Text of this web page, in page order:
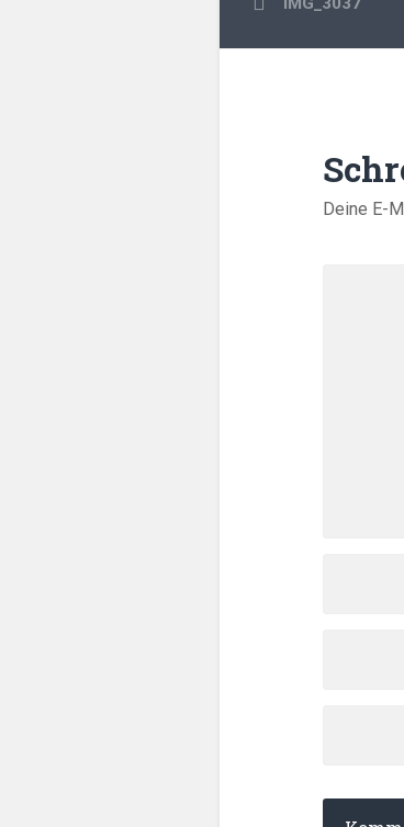
Deine E-